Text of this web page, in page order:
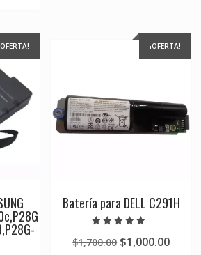
¡OFERTA!
Batería para DELL C291H
5.00
de 5
$1,700.00 Original
$1,000.00